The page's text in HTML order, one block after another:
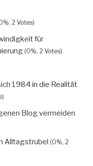
2 Votes)
für
(0%, 2 Votes)
1984 in die Realität
Blog vermeiden
Alltagstrubel (0%, 2